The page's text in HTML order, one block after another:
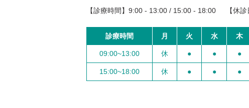
【診療時間】 9:00 - 13:00 / 15:00 - 18:00 【休診
診療時間 月 火 水 木
09:00~13:00 休 ● ● ●
15:00~18:00 休 ● ● ●